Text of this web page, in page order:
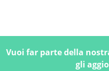
Vuoi far parte della
gli